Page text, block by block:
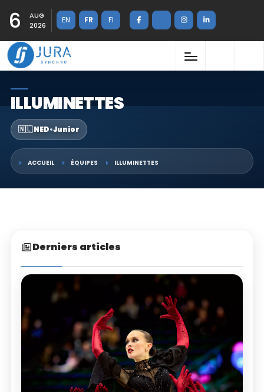
6
AUG
2026
EN FR FI
ILLUMINETTES
🇳🇱 NED•Junior
ACCUEIL ÉQUIPES ILLUMINETTES
Derniers articles